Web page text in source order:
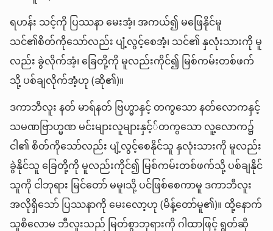
ရဟန်း သင့်ကို ပြဿနာ မေးအံ့၊ အကယ်၍ မဖြေနိုင်မူ
သင်၏စိတ်ကိုသော်လည်း ပျံ့လွင့်စေအံ့၊ သင်၏ နှလုံးသားကို မူ
လည်း ခွဲလိုက်အံ့၊ ခြေတို့ကို မူလည်းကိုင်၍ မြစ်ကမ်းတစ်ဖက်
သို့ ပစ်ချလိုက်အံ့ဟု (ဆို၏)။
ဒကာဘီလူး နတ် မာရ်နတ် ဗြဟ္မာနှင့် တကွသော နတ်လောကနှင့်
သမဏဗြာဟ္မဏ မင်းများလူများနှင့််တကွသော လူ့လောက၌
ငါ၏ စိတ်ကိုသော်လည်း ပျံ့လွင့်စေနိုင်သူ နှလုံးသားကို မူလည်း
ခွဲနိုင်သူ ခြေတို့ကို မူလည်းကိုင်၍ မြစ်ကမ်းတစ်ဖက်သို့ ပစ်ချနိုင်
သူကို ငါဘုရား မြင်တော် မမူ၊သို့ ပင်ဖြစ်စေကာမူ ဒကာဘီလူး
အလိုရှိသော် ပြဿနာကို မေးလော့ဟု (မိန့်တော်မူ၏)။ ထို့နောက်
သူစိလောမ ဘီလူးသည် မြတ်စွာဘုရားကို ဂါထာဖြင့် ရွတ်ဆို